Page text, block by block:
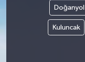
Doğanyol
Kuluncak